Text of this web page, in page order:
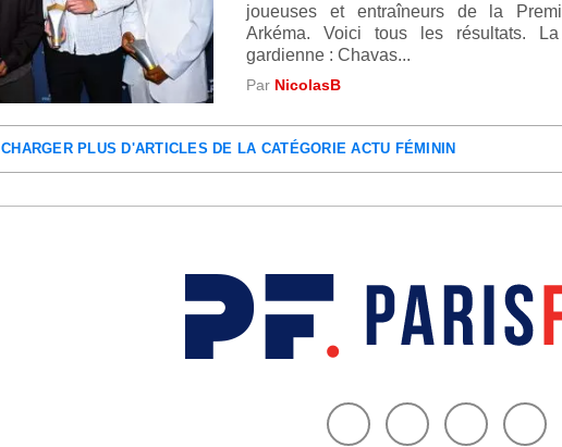
joueuses et entraîneurs de la
Arkéma. Voici tous les résultats.
gardienne : Chavas...
Par NicolasB
CHARGER PLUS D'ARTICLES DE LA CATÉGORIE ACTU FÉMININ